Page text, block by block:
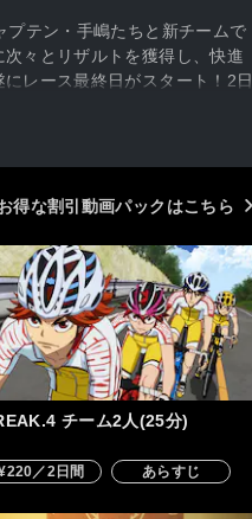
テン・手嶋たちと新チームで
々とリザルトを獲得し、快進
レース最終日がスタート！2日
得な割引動画パックはこちら
チーム2人(25分)
／2日間 あらすじ